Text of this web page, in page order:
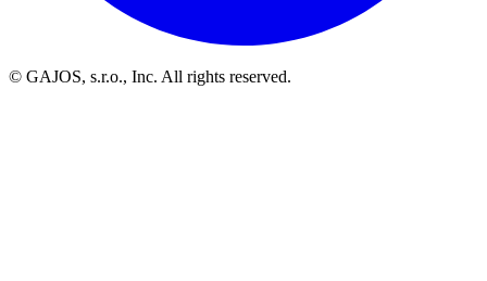
© GAJOS, s.r.o., Inc. All rights reserved.